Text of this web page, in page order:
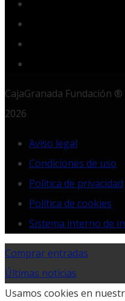
CajaGranada Fundación ®
2026
Aviso legal
Condiciones de uso
Política de privacidad
Política de cookies
Sistema interno de
Comprar entradas
Últimas noticias
Usamos cookies en